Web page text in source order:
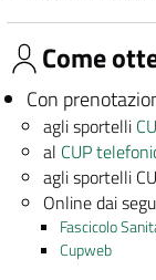
Come
Con
agli sportelli
al CUP
agli sportelli
Online dai
Fascicolo
Cupweb